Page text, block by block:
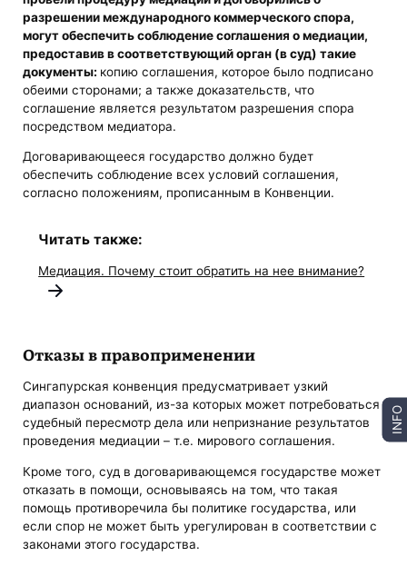
разрешении международного коммерческого спора,
могут обеспечить соблюдение соглашения о медиации,
предоставив в соответствующий орган (в суд) такие
документы: копию соглашения, которое было подписано
обеими сторонами; а также доказательств, что
соглашение является результатом разрешения спора
посредством медиатора.
Договаривающееся государство должно будет
обеспечить соблюдение всех условий соглашения,
согласно положениям, прописанным в Конвенции.
Читать также:
Медиация. Почему стоит обратить на нее внимание?
Отказы в правоприменении
Сингапурская конвенция предусматривает узкий
диапазон оснований, из-за которых может потребоваться
судебный пересмотр дела или непризнание результатов
проведения медиации – т.е. мирового соглашения.
Кроме того, суд в договаривающемся государстве может
отказать в помощи, основываясь на том, что такая
помощь противоречила бы политике государства, или
если спор не может быть урегулирован в соответствии с
законами этого государства.
INFO